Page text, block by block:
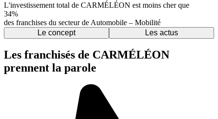
L'investissement total de CARMÉLÉON est moins cher que
34%
des franchises du secteur de Automobile – Mobilité
Le concept
Les actus
Les franchisés de CARMÉLÉON
prennent la parole